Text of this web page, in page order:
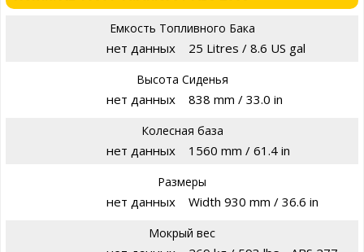
Емкость Топливного Бака
нет данных 25 Litres / 8.6 US gal
Высота Сиденья
нет данных 838 mm / 33.0 in
Колесная база
нет данных 1560 mm / 61.4 in
Размеры
нет данных Width 930 mm / 36.6 in
Мокрый вес